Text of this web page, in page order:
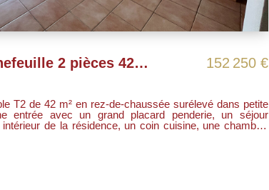
Appartement Tournefeuille 2 pièces 42 m2 152 250 €
T2 de 42 m² en rez-de-chaussée surélevé dans petite
de la résidence, un coin cuisine, une chambre,